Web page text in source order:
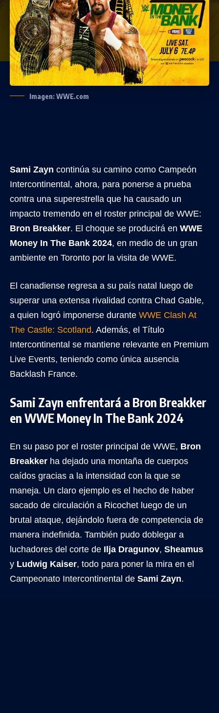
Imagen: WWE.com
Sami Zayn continúa su camino como Campeón
Intercontinental, ahora, para ponerse a prueba
contra una superestrella que ha causado un
impacto tremendo en el roster principal de WWE:
Bron Breakker. El choque se producirá en WWE
Money In The Bank 2024, en medio de un gran
ambiente en Toronto por la visita de WWE.
El canadiense regresa a su país natal luego de
superar una extensa rivalidad contra Chad Gable,
a quien logró imponerse durante WWE Clash At
The Castle: Scotland. Además, el Título
Intercontinental se mantiene relevante en Premium
Live Events, teniendo como única ausencia
Backlash France.
Sami Zayn enfrentará a Bron Breakker
en WWE Money In The Bank 2024
En su paso por el roster principal de WWE, Bron
Breakker ha dejado una montaña de cuerpos
caídos gracias a la intensidad con la que se
maneja. Un claro ejemplo es el hecho de haber
sacado de circulación a Ricochet luego de un
brutal ataque, dejándolo fuera de competencia de
manera indefinida. También pudo doblegar a
luchadores del corte de Ilja Dragunov, Sheamus
y Ludwig Kaiser, todo para poner la mira en el
Campeonato Intercontinental de Sami Zayn.